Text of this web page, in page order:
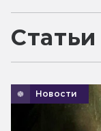
Статьи
Новости